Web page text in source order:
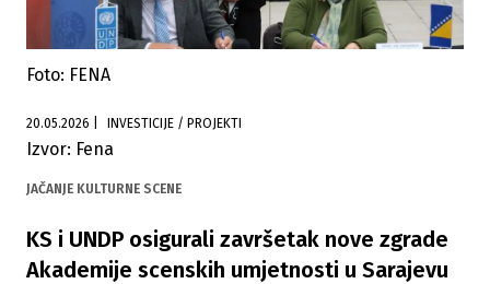
Foto: FENA
20.05.2026 INVESTICIJE / PROJEKTI
Izvor: Fena
JAČANJE KULTURNE SCENE
KS i UNDP osigurali završetak nove zgrade
Akademije scenskih umjetnosti u Sarajevu